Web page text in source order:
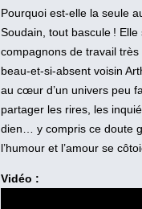
Pourquoi est-elle la seule
Soudain, tout bascule !
compagnons de travail
beau-et-si-absent voisin
au cœur d’un univers peu
partager les rires, les
dien… y compris ce doute
l’humour et l’amour se
Vidéo :